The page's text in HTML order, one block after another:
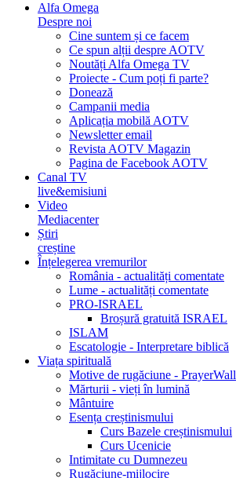
Alfa Omega
Despre noi
Cine suntem și ce facem
Ce spun alții despre AOTV
Noutăți Alfa Omega TV
Proiecte - Cum poți fi parte?
Donează
Campanii media
Aplicația mobilă AOTV
Newsletter email
Revista AOTV Magazin
Pagina de Facebook AOTV
Canal TV
live&emisiuni
Video
Mediacenter
Știri
creștine
Înțelegerea vremurilor
România - actualități comentate
Lume - actualități comentate
PRO-ISRAEL
Broșură gratuită ISRAEL
ISLAM
Escatologie - Interpretare biblică
Viața spirituală
Motive de rugăciune - PrayerWall
Mărturii - vieți în lumină
Mântuire
Esența creștinismului
Curs Bazele creștinismului
Curs Ucenicie
Intimitate cu Dumnezeu
Rugăciune-mijlocire